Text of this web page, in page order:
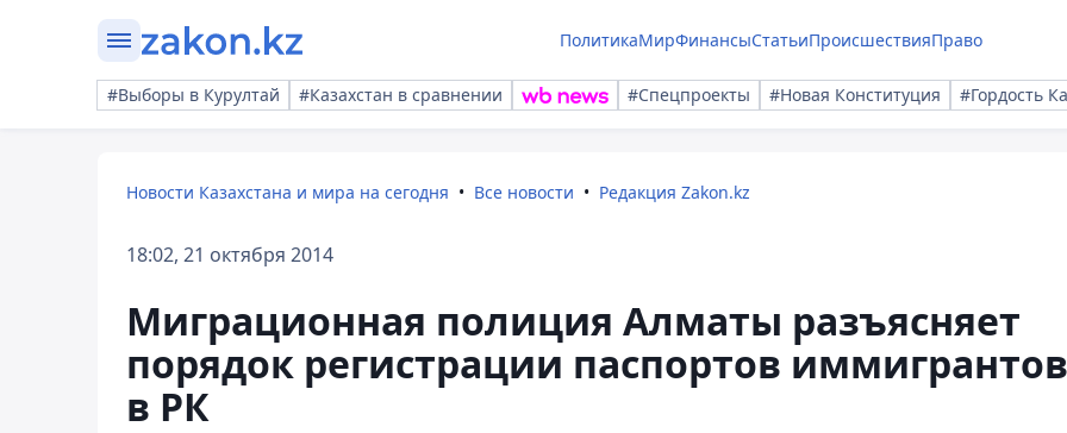
ПолитикаМирФинансыСтатьиПроисшествияПраво
#Выборы в Курултай #Казахстан в сравнении #Спецпроекты #Новая Конституция #Гордость
Новости Казахстана и мира на сегодня Все новости Редакция Zakon.kz
18:02, 21 октября 2014
Миграционная полиция Алматы разъясняет
порядок регистрации паспортов иммигрантов
в РК